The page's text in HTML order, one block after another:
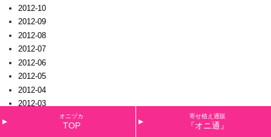
2012-10
2012-09
2012-08
2012-07
2012-06
2012-05
2012-04
2012-03
オニヅカ
TOP
寄せ植え通販
『オニ通』